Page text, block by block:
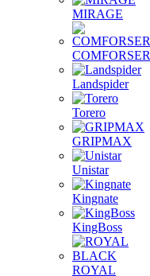
MIRAGE
COMFORSER
Landspider
Torero
GRIPMAX
Unistar
Kingnate
KingBoss
ROYAL